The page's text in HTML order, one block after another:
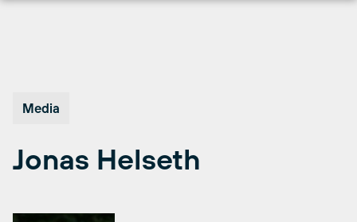
Media
Jonas Helseth